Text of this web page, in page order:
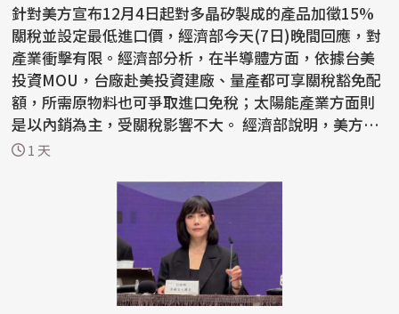
針對美方宣布12月4日起對多晶矽製成的產品加徵15%
關稅並設定最低進口價，經濟部今天(7日)晚間回應，對
產業衝擊有限。經濟部分析，在半導體方面，依據台美
投資MOU，台廠赴美投資建廠、量產都可享關稅豁免配
額，所需原物料也可爭取進口免稅；太陽能產業方面則
是以內銷為主，受關稅影響不大。 經濟部說明，美方目
的在...
1 天